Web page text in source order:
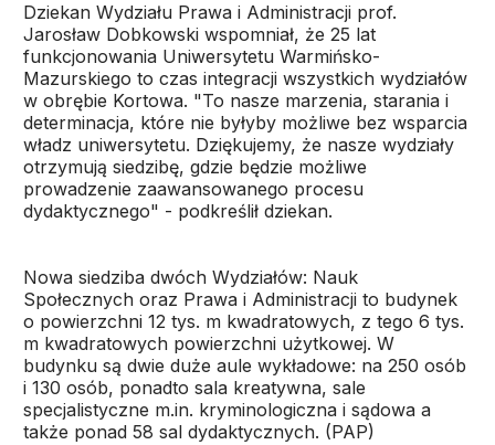
Dziekan Wydziału Prawa i Administracji prof.
Jarosław Dobkowski wspomniał, że 25 lat
funkcjonowania Uniwersytetu Warmińsko-
Mazurskiego to czas integracji wszystkich wydziałów
w obrębie Kortowa. "To nasze marzenia, starania i
determinacja, które nie byłyby możliwe bez wsparcia
władz uniwersytetu. Dziękujemy, że nasze wydziały
otrzymują siedzibę, gdzie będzie możliwe
prowadzenie zaawansowanego procesu
dydaktycznego" - podkreślił dziekan.
Nowa siedziba dwóch Wydziałów: Nauk
Społecznych oraz Prawa i Administracji to budynek
o powierzchni 12 tys. m kwadratowych, z tego 6 tys.
m kwadratowych powierzchni użytkowej. W
budynku są dwie duże aule wykładowe: na 250 osób
i 130 osób, ponadto sala kreatywna, sale
specjalistyczne m.in. kryminologiczna i sądowa a
także ponad 58 sal dydaktycznych. (PAP)